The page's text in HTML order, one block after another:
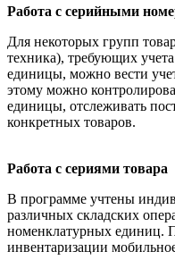
Работа с серийными
Для некоторых групп
техника), требующих
единицы, можно вести
этому можно
единицы, отслеживать
конкретных товаров.
Работа с сериями товара
В программе учтены
различных складских
номенклатурных единиц.
инвентаризации